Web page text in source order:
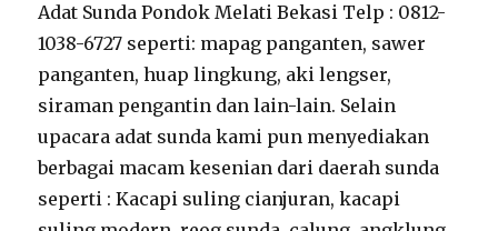
Adat Sunda Pondok Melati Bekasi Telp : 0812-
1038-6727 seperti: mapag panganten, sawer
panganten, huap lingkung, aki lengser,
siraman pengantin dan lain-lain. Selain
upacara adat sunda kami pun menyediakan
berbagai macam kesenian dari daerah sunda
seperti : Kacapi suling cianjuran, kacapi